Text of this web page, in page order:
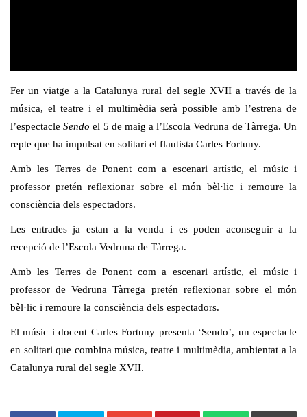
Fer un viatge a la Catalunya rural del segle XVII a través de la
música, el teatre i el multimèdia serà possible amb l’estrena de
l’espectacleSendo el 5 de maig a l’Escola Vedruna de Tàrrega. Un
repte que ha impulsat en solitari el flautista Carles Fortuny.
Amb les Terres de Ponent com a escenari artístic, el músic i
professor pretén reflexionar sobre el món bèl·lic i remoure la
consciència dels espectadors.
Les entrades ja estan a la venda i es poden aconseguir a la
recepció de l’Escola Vedruna de Tàrrega.
Amb les Terres de Ponent com a escenari artístic, el músic i
professor de Vedruna Tàrrega pretén reflexionar sobre el món
bèl·lic i remoure la consciència dels espectadors.
El músic i docent Carles Fortuny presenta ‘Sendo’, un espectacle
en solitari que combina música, teatre i multimèdia, ambientat a la
Catalunya rural del segle XVII.